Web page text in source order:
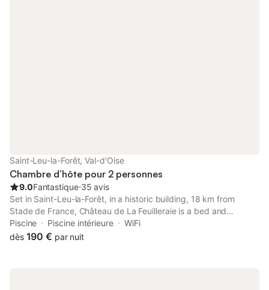
Saint-Leu-la-Forêt, Val-d'Oise
Chambre d’hôte pour 2 personnes
9.0Fantastique⋅35 avis
Set in Saint-Leu-la-Forêt, in a historic building, 18 km from
Stade de France, Château de La Feuilleraie is a bed and
breakfast with an indoor pool and garden. This property offers
access to a terrace and free private parking.
Piscine Piscine intérieure
WiFi
dès 190 € par nuit